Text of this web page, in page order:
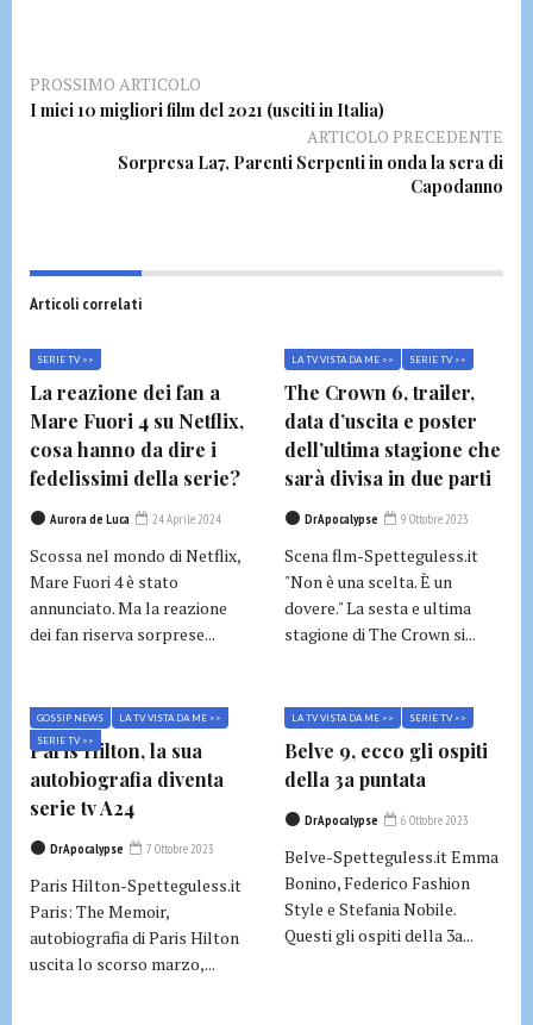
PROSSIMO ARTICOLO
I miei 10 migliori film del 2021 (usciti in Italia)
ARTICOLO PRECEDENTE
Sorpresa La7, Parenti Serpenti in onda la sera di
Capodanno
Articoli correlati
SERIE TV >>
La reazione dei fan a
Mare Fuori 4 su Netflix,
cosa hanno da dire i
fedelissimi della serie?
Aurora de Luca 24 Aprile 2024
Scossa nel mondo di Netflix,
Mare Fuori 4 è stato
annunciato. Ma la reazione
dei fan riserva sorprese...
LA TV VISTA DA ME >> SERIE TV >>
The Crown 6, trailer,
data d’uscita e poster
dell’ultima stagione che
sarà divisa in due parti
DrApocalypse 9 Ottobre 2023
Scena flm-Spetteguless.it
"Non è una scelta. È un
dovere." La sesta e ultima
stagione di The Crown si...
GOSSIP NEWS
LA TV VISTA DA ME >>
SERIE TV >>
Paris Hilton, la sua
autobiografia diventa
serie tv A24
DrApocalypse 7 Ottobre 2023
Paris Hilton-Spetteguless.it
Paris: The Memoir,
autobiografia di Paris Hilton
uscita lo scorso marzo,...
LA TV VISTA DA ME >> SERIE TV >>
Belve 9, ecco gli ospiti
della 3a puntata
DrApocalypse 6 Ottobre 2023
Belve-Spetteguless.it Emma
Bonino, Federico Fashion
Style e Stefania Nobile.
Questi gli ospiti della 3a...